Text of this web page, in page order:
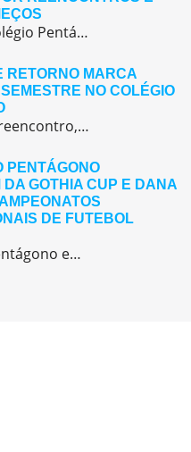
Alunos do Colégio Pentágono retornaram às aulas trazendo o entusiasmo dos reencontros e o desejo de seguir aprendendo com significado.
RETORNO MARCA
SEMESTRE NO COLÉGIO
Em clima de reencontro, a equipe pedagógica participou da abertura do semestre letivo com treinamentos e simulação de emergência
PENTÁGONO
DA GOTHIA CUP E DANA
DE FUTEBOL
Alunos do Pentágono embarcaram para a Europa, onde participaram de duas das maiores competições internacionais de futebol juvenil